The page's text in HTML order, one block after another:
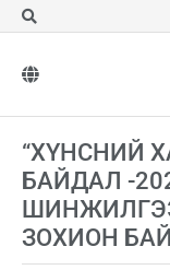
“ХҮНСНИЙ
БАЙДАЛ -
ЗОХИОН